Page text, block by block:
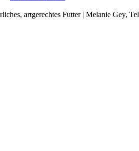
artgerechtes Futter | Melanie Gey,